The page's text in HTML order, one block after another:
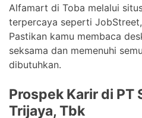
Alfamart di Toba melalui
terpercaya seperti
Pastikan kamu membaca
seksama dan memenuhi
dibutuhkan.
Prospek Karir di PT
Trijaya, Tbk